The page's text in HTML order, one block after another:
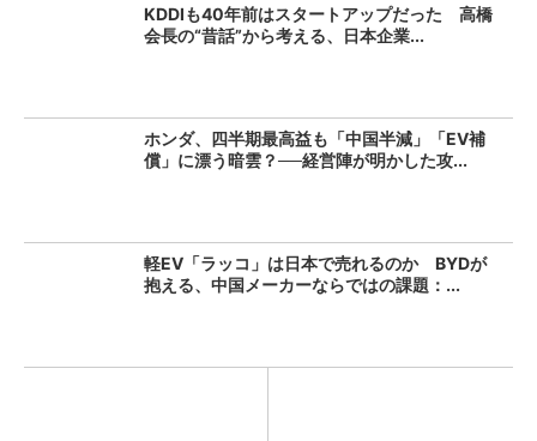
KDDIも40年前はスタートアップだった 高橋
会長の“昔話”から考える、日本企業...
ホンダ、四半期最高益も「中国半減」「EV補
償」に漂う暗雲？──経営陣が明かした攻...
軽EV「ラッコ」は日本で売れるのか BYDが
抱える、中国メーカーならではの課題：...